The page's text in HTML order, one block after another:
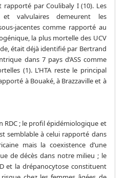
par Coulibaly I (10). Les
et valvulaires demeurent les
jacentes comme rapporté au
la plus mortelle des UCV
était déjà identifié par Bertrand
dans 7 pays d’ASS comme
(1). L’HTA reste le principal
à Bouaké, à Brazzaville et à
RDC ; le profil épidémiologique et
semblable à celui rapporté dans
mais la coexistence d’une
de décès dans notre milieu ; le
et la drépanocytose constituent